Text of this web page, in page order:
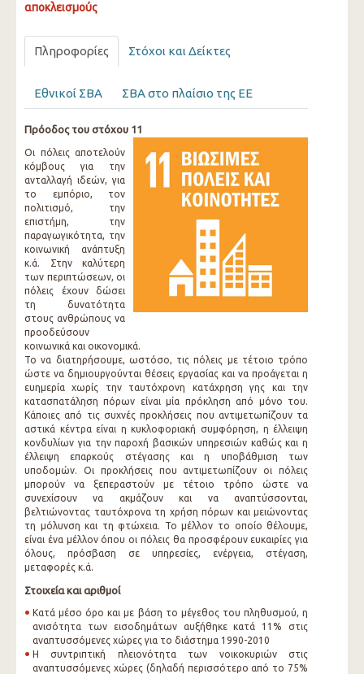
αποκλεισμούς
Πληροφορίες Στόχοι και Δείκτες
Εθνικοί ΣΒΑ ΣΒΑ στο πλαίσιο της ΕΕ
Πρόοδος του στόχου 11
Οι πόλεις αποτελούν
κόμβους για την
ανταλλαγή ιδεών, για
το εμπόριο, τον
πολιτισμό, την
επιστήμη, την
παραγωγικότητα, την
κοινωνική ανάπτυξη
κ.ά. Στην καλύτερη
των περιπτώσεων, οι
πόλεις έχουν δώσει
τη δυνατότητα
στους ανθρώπους να
προοδεύσουν
κοινωνικά και οικονομικά.
Το να διατηρήσουμε, ωστόσο, τις πόλεις με τέτοιο τρόπο
ώστε να δημιουργούνται θέσεις εργασίας και να προάγεται η
ευημερία χωρίς την ταυτόχρονη κατάχρηση γης και την
κατασπατάληση πόρων είναι μία πρόκληση από μόνο του.
Κάποιες από τις συχνές προκλήσεις που αντιμετωπίζουν τα
αστικά κέντρα είναι η κυκλοφοριακή συμφόρηση, η έλλειψη
κονδυλίων για την παροχή βασικών υπηρεσιών καθώς και η
έλλειψη επαρκούς στέγασης και η υποβάθμιση των
υποδομών. Οι προκλήσεις που αντιμετωπίζουν οι πόλεις
μπορούν να ξεπεραστούν με τέτοιο τρόπο ώστε να
συνεχίσουν να ακμάζουν και να αναπτύσσονται,
βελτιώνοντας ταυτόχρονα τη χρήση πόρων και μειώνοντας
τη μόλυνση και τη φτώχεια. Το μέλλον το οποίο θέλουμε,
είναι ένα μέλλον όπου οι πόλεις θα προσφέρουν ευκαιρίες για
όλους, πρόσβαση σε υπηρεσίες, ενέργεια, στέγαση,
μεταφορές κ.ά.
Στοιχεία και αριθμοί
Κατά μέσο όρο και με βάση το μέγεθος του πληθυσμού, η
ανισότητα των εισοδημάτων αυξήθηκε κατά 11% στις
αναπτυσσόμενες χώρες για το διάστημα 1990-2010
Η συντριπτική πλειονότητα των νοικοκυριών στις
αναπτυσσόμενες χώρες (δηλαδή περισσότερο από το 75%